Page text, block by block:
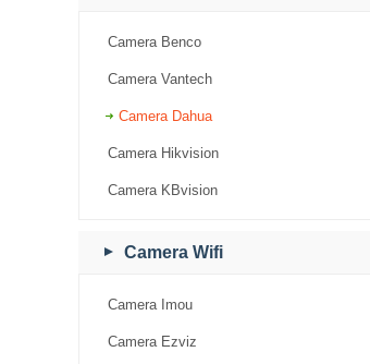
Camera Benco
Camera Vantech
Camera Dahua
Camera Hikvision
Camera KBvision
Camera Wifi
Camera Imou
Camera Ezviz